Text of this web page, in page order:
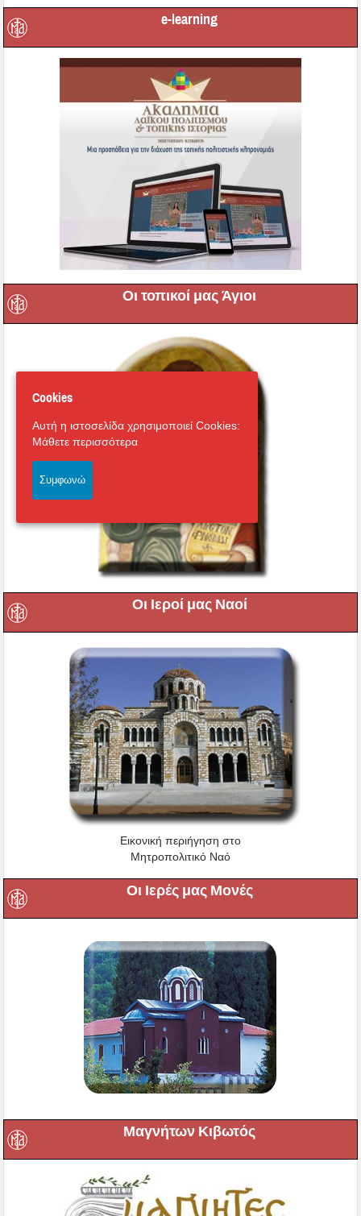
e-learning
Οι τοπικοί μας Άγιοι
Οι Ιεροί μας Ναοί
Εικονική περιήγηση στο
Μητροπολιτικό Ναό
Οι Ιερές μας Μονές
Μαγνήτων Κιβωτός
Cookies
Αυτή η ιστοσελίδα χρησιμοποιεί Cookies:
Μάθετε περισσότερα
Συμφωνώ